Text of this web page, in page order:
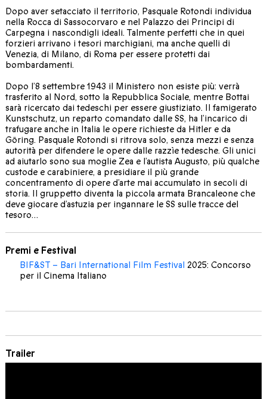
Dopo aver setacciato il territorio, Pasquale Rotondi individua
nella Rocca di Sassocorvaro e nel Palazzo dei Principi di
Carpegna i nascondigli ideali. Talmente perfetti che in quei
forzieri arrivano i tesori marchigiani, ma anche quelli di
Venezia, di Milano, di Roma per essere protetti dai
bombardamenti.
Dopo l’8 settembre 1943 il Ministero non esiste più: verrà
trasferito al Nord, sotto la Repubblica Sociale, mentre Bottai
sarà ricercato dai tedeschi per essere giustiziato. Il famigerato
Kunstschutz, un reparto comandato dalle SS, ha l’incarico di
trafugare anche in Italia le opere richieste da Hitler e da
Göring. Pasquale Rotondi si ritrova solo, senza mezzi e senza
autorità per difendere le opere dalle razzìe tedesche. Gli unici
ad aiutarlo sono sua moglie Zea e l’autista Augusto, più qualche
custode e carabiniere, a presidiare il più grande
concentramento di opere d’arte mai accumulato in secoli di
storia. Il gruppetto diventa la piccola armata Brancaleone che
deve giocare d’astuzia per ingannare le SS sulle tracce del
tesoro…
Premi e Festival
BIF&ST – Bari International Film Festival 2025: Concorso
per il Cinema Italiano
Trailer